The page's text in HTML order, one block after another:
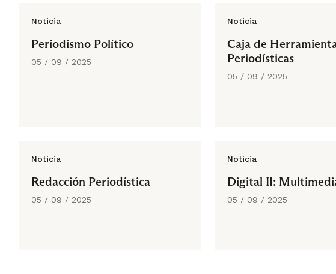
Noticia
Periodismo Político
05 / 09 / 2025
Noticia
Caja de
Periodísticas
05 / 09 / 2025
Noticia
Redacción Periodística
05 / 09 / 2025
Noticia
Digital II:
05 / 09 / 2025